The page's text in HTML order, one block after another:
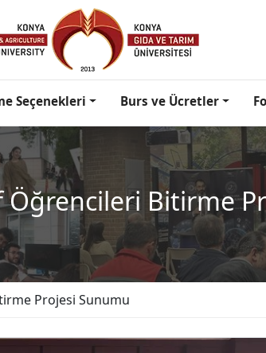
Seçenekleri Burs ve Ücretler
Öğrencileri Bitirme
Projesi Sunumu